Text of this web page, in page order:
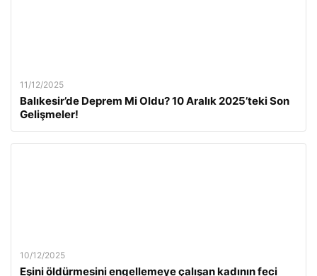
11/12/2025
Balıkesir’de Deprem Mi Oldu? 10 Aralık 2025’teki Son
Gelişmeler!
10/12/2025
Eşini öldürmesini engellemeye çalışan kadının feci